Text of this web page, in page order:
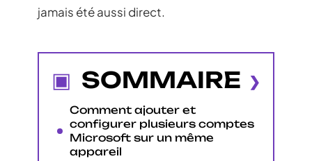
jamais été aussi direct.
SOMMAIRE
Comment ajouter et
configurer plusieurs comptes
Microsoft sur un même
appareil